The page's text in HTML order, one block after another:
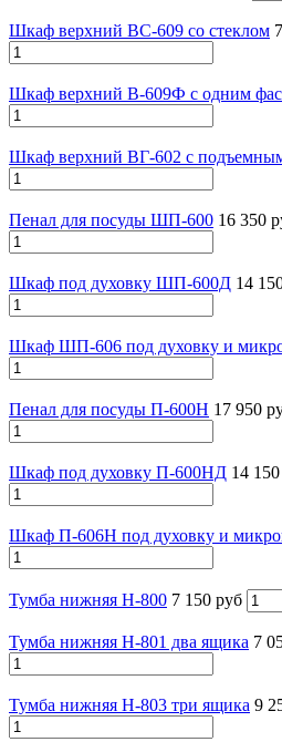
Шкаф верхний ВС-609 со стеклом
Шкаф верхний В-609Ф с одним
Шкаф верхний ВГ-602 с
Пенал для посуды ШП-600 16 350
Шкаф под духовку ШП-600Д 14
Шкаф ШП-606 под духовку и
Пенал для посуды П-600Н 17 950
Шкаф под духовку П-600НД 14
Шкаф П-606Н под духовку и
Тумба нижняя Н-800 7 150 руб
Тумба нижняя Н-801 два ящика 7
Тумба нижняя Н-803 три ящика 9